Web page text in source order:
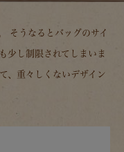
そうなるとバッグのサイ
少し制限されてしまいま
、重々しくないデザイン